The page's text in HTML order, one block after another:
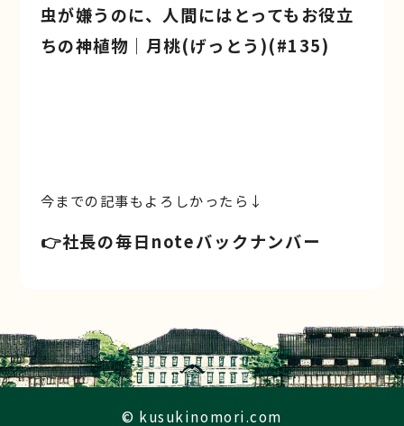
虫が嫌うのに、人間にはとってもお役立
ちの神植物｜月桃(げっとう)(#135)
今までの記事もよろしかったら↓
👉️社長の毎日noteバックナンバー
© kusukinomori.com